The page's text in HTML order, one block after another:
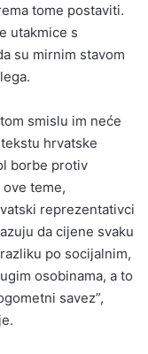
tome postaviti.
utakmice s
su mirnim stavom
smislu im neće
hrvatske
borbe protiv
teme,
reprezentativci
da cijene svaku
po socijalnim,
osobinama, a to
savez”,